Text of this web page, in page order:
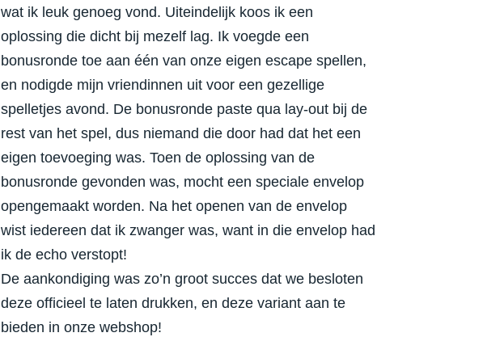
wat ik leuk genoeg vond. Uiteindelijk koos ik een
oplossing die dicht bij mezelf lag. Ik voegde een
bonusronde toe aan één van onze eigen escape spellen,
en nodigde mijn vriendinnen uit voor een gezellige
spelletjes avond. De bonusronde paste qua lay-out bij de
rest van het spel, dus niemand die door had dat het een
eigen toevoeging was. Toen de oplossing van de
bonusronde gevonden was, mocht een speciale envelop
opengemaakt worden. Na het openen van de envelop
wist iedereen dat ik zwanger was, want in die envelop had
ik de echo verstopt!
De aankondiging was zo’n groot succes dat we besloten
deze officieel te laten drukken, en deze variant aan te
bieden in onze webshop!